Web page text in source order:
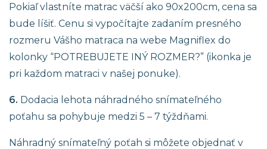
Pokiaľ vlastníte matrac väčší ako 90x200cm, cena sa
bude líšiť. Cenu si vypočítajte zadaním presného
rozmeru Vášho matraca na webe Magniflex do
kolonky “POTREBUJETE INÝ ROZMER?” (ikonka je
pri každom matraci v našej ponuke).
6. Dodacia lehota náhradného snímateľného
poťahu sa pohybuje medzi 5 – 7 týždňami.
Náhradný snímateľný poťah si môžete objednať v